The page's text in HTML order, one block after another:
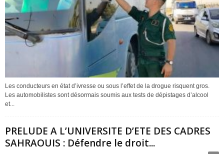
Les conducteurs en état d’ivresse ou sous l’effet de la drogue risquent gros.
Les automobilistes sont désormais soumis aux tests de dépistages d’alcool
et...
PRELUDE A L’UNIVERSITE D’ETE DES CADRES
SAHRAOUIS : Défendre le droit...